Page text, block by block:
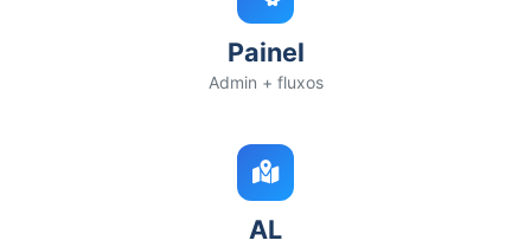
Painel
Admin + fluxos
AL